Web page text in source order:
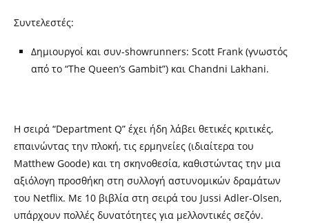
Συντελεστές:
Δημιουργοί και συν-showrunners: Scott Frank (γνωστός
από το “The Queen’s Gambit”) και Chandni Lakhani.
Η σειρά “Department Q” έχει ήδη λάβει θετικές κριτικές,
επαινώντας την πλοκή, τις ερμηνείες (ιδιαίτερα του
Matthew Goode) και τη σκηνοθεσία, καθιστώντας την μια
αξιόλογη προσθήκη στη συλλογή αστυνομικών δραμάτων
του Netflix. Με 10 βιβλία στη σειρά του Jussi Adler-Olsen,
υπάρχουν πολλές δυνατότητες για μελλοντικές σεζόν.